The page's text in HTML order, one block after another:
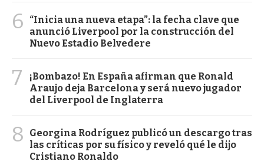
6
“Inicia una nueva etapa”: la fecha clave que
anunció Liverpool por la construcción del
Nuevo Estadio Belvedere
7
¡Bombazo! En España afirman que Ronald
Araujo deja Barcelona y será nuevo jugador
del Liverpool de Inglaterra
8
Georgina Rodríguez publicó un descargo tras
las críticas por su físico y reveló qué le dijo
Cristiano Ronaldo